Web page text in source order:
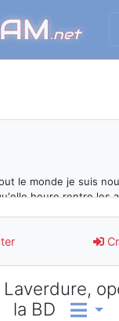
AM.net
le monde je suis
heure rentre les
les quelques
contre le spam
bannière
la BD